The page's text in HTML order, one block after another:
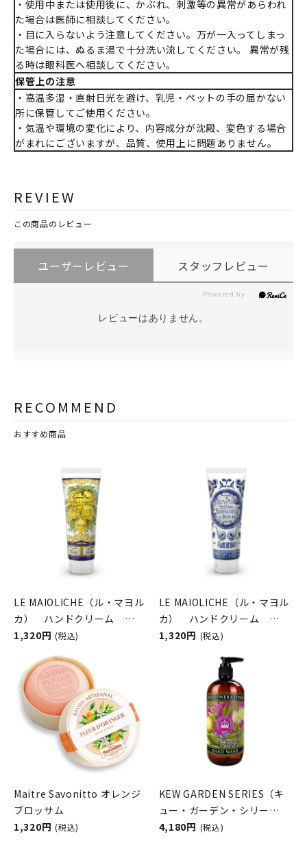
・使用中または使用後に、かぶれ、刺激等の異常があらわれ
た場合は医師に相談してください。
・目に入らないよう注意してください。万が一入ってしまっ
た場合には、ぬるま湯で十分洗い流してください。 異常が残
る時は眼科医へ相談してください。
保管上の注意
・高温多湿・直射日光を避け、乳児・ペットの手の届かない
所に保管してご使用ください。
・気温や環境の変化により、内容成分が沈殿、変色する場合
がまれにございますが、品質、使用上に問題ありません。
REVIEW
この商品のレビュー
ユーザーレビュー スタッフレビュー
レビューはありません。
RECOMMEND
おすすめ商品
LE MAIOLICHE（ル・マヨル
カ） ハンドクリーム
Sicilian Lemon（シチリア
ィ）
1,320円 (税込)
LE MAIOLICHE（ル・マヨル
カ） ハンドクリーム
Mediterranean Herbs（メ
Rudy（ルディ）
1,320円 (税込)
Maitre Savonitto オレンジ
ブロッサム
1,320円 (税込)
KEW GARDEN SERIES（キ
ュー・ガーデン・シリー
ズ） ラグジュアリーハンド
4,180円 (税込)